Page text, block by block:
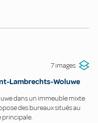
7 images
Lambrechts-Woluwe
dans un immeuble mixte
des bureaux situés au
principale.